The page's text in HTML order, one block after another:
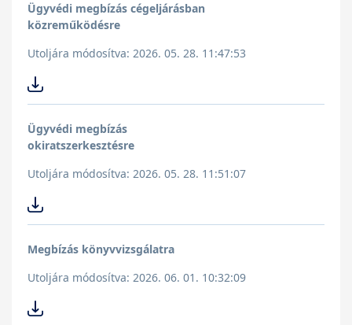
Ügyvédi megbízás cégeljárásban
közreműködésre
Utoljára módosítva: 2026. 05. 28. 11:47:53
Ügyvédi megbízás
okiratszerkesztésre
Utoljára módosítva: 2026. 05. 28. 11:51:07
Megbízás könyvvizsgálatra
Utoljára módosítva: 2026. 06. 01. 10:32:09